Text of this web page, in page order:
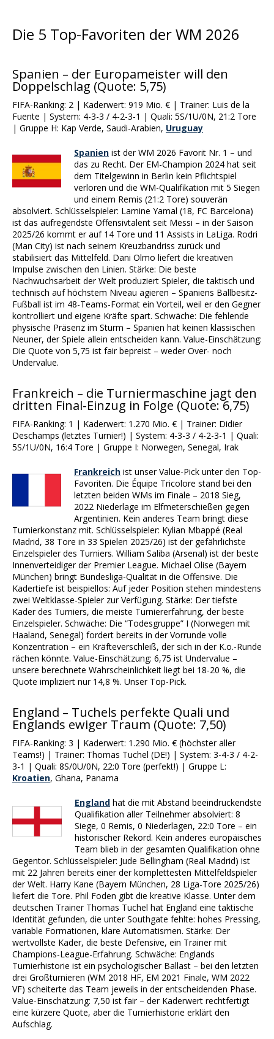
Die 5 Top-Favoriten der WM 2026
Spanien – der Europameister will den
Doppelschlag (Quote: 5,75)
FIFA-Ranking: 2 | Kaderwert: 919 Mio. € | Trainer: Luis de la
Fuente | System: 4-3-3 / 4-2-3-1 | Quali: 5S/1U/0N, 21:2 Tore
| Gruppe H: Kap Verde, Saudi-Arabien, Uruguay
Spanien ist der WM 2026 Favorit Nr. 1 – und
das zu Recht. Der EM-Champion 2024 hat seit
dem Titelgewinn in Berlin kein Pflichtspiel
verloren und die WM-Qualifikation mit 5 Siegen
und einem Remis (21:2 Tore) souverän
absolviert. Schlüsselspieler: Lamine Yamal (18, FC Barcelona)
ist das aufregendste Offensivtalent seit Messi – in der Saison
2025/26 kommt er auf 14 Tore und 11 Assists in LaLiga. Rodri
(Man City) ist nach seinem Kreuzbandriss zurück und
stabilisiert das Mittelfeld. Dani Olmo liefert die kreativen
Impulse zwischen den Linien. Stärke: Die beste
Nachwuchsarbeit der Welt produziert Spieler, die taktisch und
technisch auf höchstem Niveau agieren – Spaniens Ballbesitz-
Fußball ist im 48-Teams-Format ein Vorteil, weil er den Gegner
kontrolliert und eigene Kräfte spart. Schwäche: Die fehlende
physische Präsenz im Sturm – Spanien hat keinen klassischen
Neuner, der Spiele allein entscheiden kann. Value-Einschätzung:
Die Quote von 5,75 ist fair bepreist – weder Over- noch
Undervalue.
Frankreich – die Turniermaschine jagt den
dritten Final-Einzug in Folge (Quote: 6,75)
FIFA-Ranking: 1 | Kaderwert: 1.270 Mio. € | Trainer: Didier
Deschamps (letztes Turnier!) | System: 4-3-3 / 4-2-3-1 | Quali:
5S/1U/0N, 16:4 Tore | Gruppe I: Norwegen, Senegal, Irak
Frankreich ist unser Value-Pick unter den Top-
Favoriten. Die Équipe Tricolore stand bei den
letzten beiden WMs im Finale – 2018 Sieg,
2022 Niederlage im Elfmeterschießen gegen
Argentinien. Kein anderes Team bringt diese
Turnierkonstanz mit. Schlüsselspieler: Kylian Mbappé (Real
Madrid, 38 Tore in 33 Spielen 2025/26) ist der gefährlichste
Einzelspieler des Turniers. William Saliba (Arsenal) ist der beste
Innenverteidiger der Premier League. Michael Olise (Bayern
München) bringt Bundesliga-Qualität in die Offensive. Die
Kadertiefe ist beispiellos: Auf jeder Position stehen mindestens
zwei Weltklasse-Spieler zur Verfügung. Stärke: Der tiefste
Kader des Turniers, die meiste Turniererfahrung, der beste
Einzelspieler. Schwäche: Die “Todesgruppe” I (Norwegen mit
Haaland, Senegal) fordert bereits in der Vorrunde volle
Konzentration – ein Kräfteverschleiß, der sich in der K.o.-Runde
rächen könnte. Value-Einschätzung: 6,75 ist Undervalue –
unsere berechnete Wahrscheinlichkeit liegt bei 18-20 %, die
Quote impliziert nur 14,8 %. Unser Top-Pick.
England – Tuchels perfekte Quali und
Englands ewiger Traum (Quote: 7,50)
FIFA-Ranking: 3 | Kaderwert: 1.290 Mio. € (höchster aller
Teams!) | Trainer: Thomas Tuchel (DE!) | System: 3-4-3 / 4-2-
3-1 | Quali: 8S/0U/0N, 22:0 Tore (perfekt!) | Gruppe L:
Kroatien, Ghana, Panama
England hat die mit Abstand beeindruckendste
Qualifikation aller Teilnehmer absolviert: 8
Siege, 0 Remis, 0 Niederlagen, 22:0 Tore – ein
historischer Rekord. Kein anderes europäisches
Team blieb in der gesamten Qualifikation ohne
Gegentor. Schlüsselspieler: Jude Bellingham (Real Madrid) ist
mit 22 Jahren bereits einer der komplettesten Mittelfeldspieler
der Welt. Harry Kane (Bayern München, 28 Liga-Tore 2025/26)
liefert die Tore. Phil Foden gibt die kreative Klasse. Unter dem
deutschen Trainer Thomas Tuchel hat England eine taktische
Identität gefunden, die unter Southgate fehlte: hohes Pressing,
variable Formationen, klare Automatismen. Stärke: Der
wertvollste Kader, die beste Defensive, ein Trainer mit
Champions-League-Erfahrung. Schwäche: Englands
Turnierhistorie ist ein psychologischer Ballast – bei den letzten
drei Großturnieren (WM 2018 HF, EM 2021 Finale, WM 2022
VF) scheiterte das Team jeweils in der entscheidenden Phase.
Value-Einschätzung: 7,50 ist fair – der Kaderwert rechtfertigt
eine kürzere Quote, aber die Turnierhistorie erklärt den
Aufschlag.